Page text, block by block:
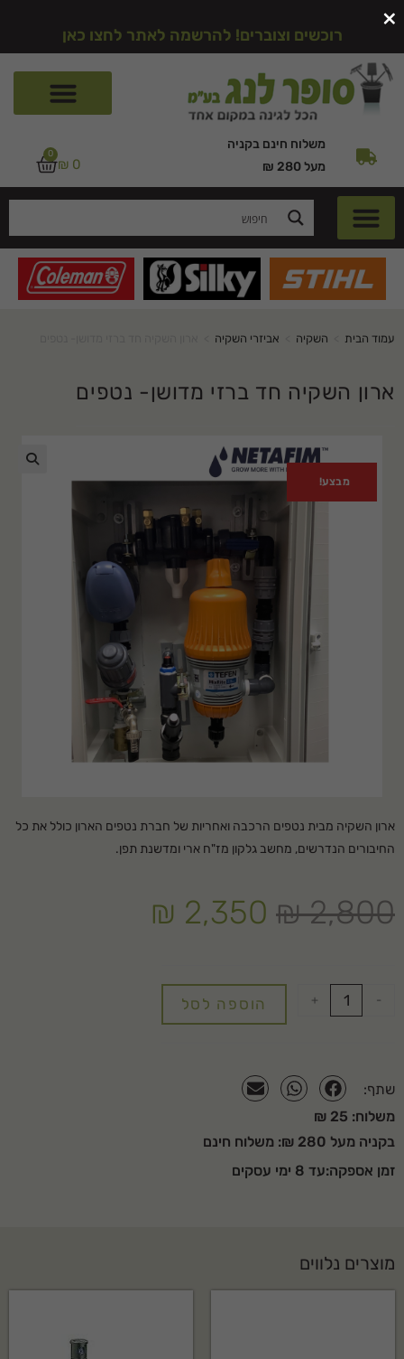
רוכשים וצוברים! להרשמה לאתר לחצו כאן
משלוח חינם בקניה
מעל 280 ₪
₪ 0
0
עמוד הבית השקיה אביזרי השקיה
ארון השקיה חד ברזי מדושן- נטפים
מבצע!
ארון השקיה מבית נטפים הרכבה ואחריות של חברת נטפים הארון כולל את כל
החיבורים הנדרשים, מחשב גלקון מז"ח ארי ומדשנת תפן.
₪2,800
₪ 2,350
-
+ הוספה לסל
שתף:
משלוח: 25 ₪
בקניה מעל 280 ₪: משלוח חינם
זמן אספקה:עד 8 ימי עסקים
מוצרים נלווים
×